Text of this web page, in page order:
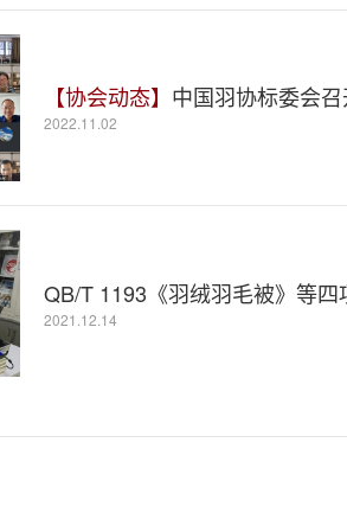
【协会动态】 中国羽协标委会
2022.11.02
QB/T 1193《羽绒羽毛被》等
2021.12.14